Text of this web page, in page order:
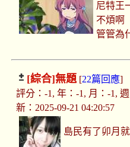
尼特王
不煩啊
管管為
[綜合]無題[22篇回應]
評分：-1, 年：-1, 月：-1,
新：2025-09-21 04:20:57
島民有了卯月